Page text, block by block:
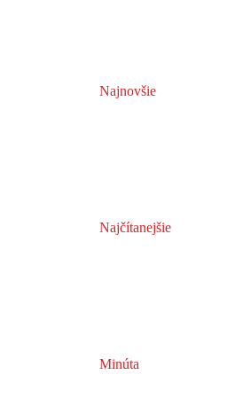
Najnovšie
Najčítanejšie
Minúta